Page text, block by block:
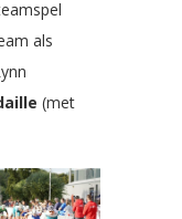
als
(met